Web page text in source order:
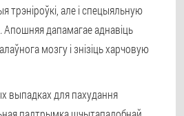
трэніроўкі, але і спецыяльную
Апошняя дапамагае аднавіць
мозгу і знізіць харчовую
выпадках для пахудання